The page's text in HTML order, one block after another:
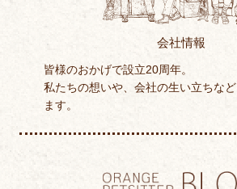
会社情報
皆様のおかげで設立20周年。
私たちの想いや、会社の生い立ちな
ます。